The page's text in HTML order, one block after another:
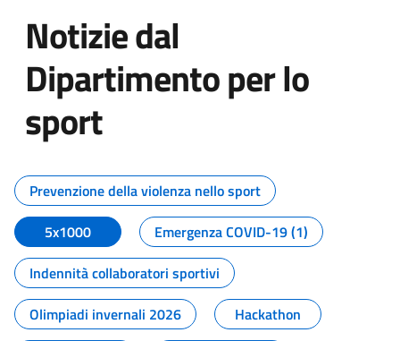
Notizie dal
Dipartimento per lo
sport
Tutti i contenuti della pagina
Prevenzione della violenza nello sport
5x1000
Emergenza COVID-19 (1)
Indennità collaboratori sportivi
Olimpiadi invernali 2026
Hackathon